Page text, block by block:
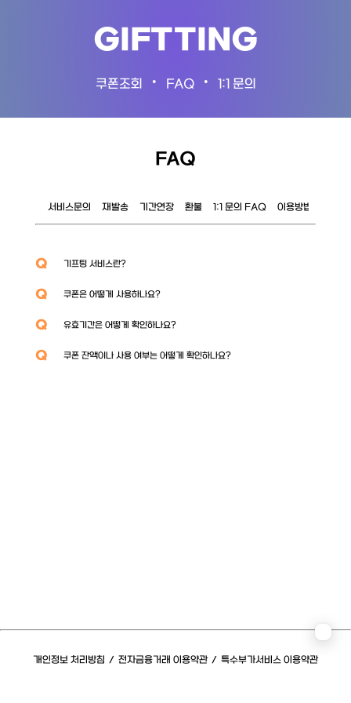
GIFTTING
쿠폰조회 • FAQ • 1:1 문의
FAQ
서비스문의 재발송 기간연장 환불 1:1 문의 FAQ 이용방법
Q 기프팅 서비스란?
Q 쿠폰은 어떻게 사용하나요?
Q 유효기간은 어떻게 확인하나요?
Q 쿠폰 잔액이나 사용 여부는 어떻게 확인하나요?
개인정보 처리방침 / 전자금융거래 이용약관 / 특수부가서비스 이용약관